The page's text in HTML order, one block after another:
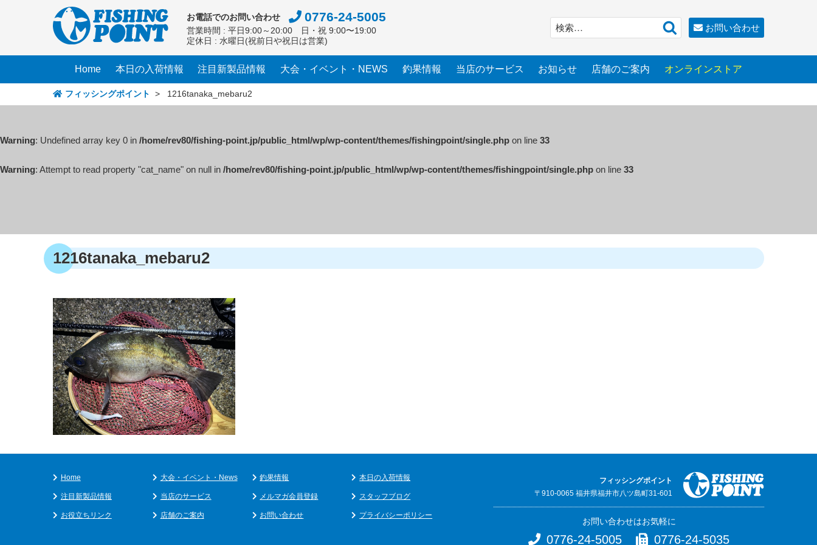
キ
プ
お電話でのお問い合わせ 0776-24-5005
営業時間 : 平日9:00～20:00 日・祝 9:00〜19:00
定休日 : 水曜日(祝前日や祝日は営業)
索:
お問い合わせ
Home 本日の入荷情報 注目新製品情報 大会・イベント・NEWS 釣果情報 当店のサービス お知らせ 店舗のご案内 オンラインストア
フィッシングポイント > 1216tanaka_mebaru2
Warning: Undefined array key 0 in /home/rev80/fishing-point.jp/public_html/wp/wp-content/themes/fishingpoint/single.php on line 33
Warning: Attempt to read property "cat_name" on null in /home/rev80/fishing-point.jp/public_html/wp/wp-content/themes/fishingpoint/single.php on line 33
1216tanaka_mebaru2
Home 大会・イベント・News 釣果情報 本日の入荷情報
注目新製品情報 当店のサービス メルマガ会員登録 スタッフブログ
お役立ちリンク 店舗のご案内 お問い合わせ プライバシーポリシー
フィッシングポイント
〒910-0065 福井県福井市八ツ島町31-601
お問い合わせはお気軽に
0776-24-5005 0776-24-5035